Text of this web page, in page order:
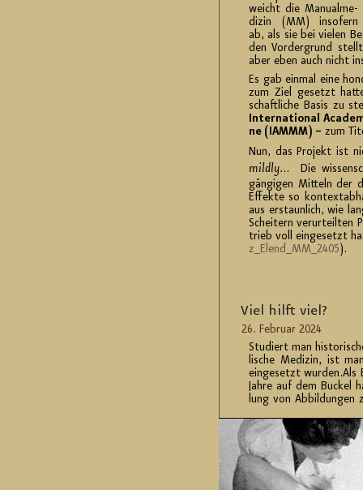
weicht die Ma­nu­al­me­
di­zin (MM) in­so­fern
ab, als sie bei vie­len
den Vor­der­grund
aber eben auch nicht
Es gab ein­mal eine
zum Ziel ge­setzt
schaft­li­che Basis zu
In­ter­na­tio­nal
ne (IAMMM) – zum
Nun, das Pro­jekt ist
mild­ly... Die
gän­gi­gen Mit­teln der
Ef­fek­te so
aus er­staun­lich, wie
Schei­tern ver­ur­teil­ten
trieb voll ein­ge­setzt
z_E­len­d_M­M_2405).
Viel hilft viel?
26. Fe­bru­ar 2024
Stu­diert man
li­sche Me­di­zin, ist
ein­ge­setzt wur­den.Als
Jahre auf dem Bu­ckel
lung von